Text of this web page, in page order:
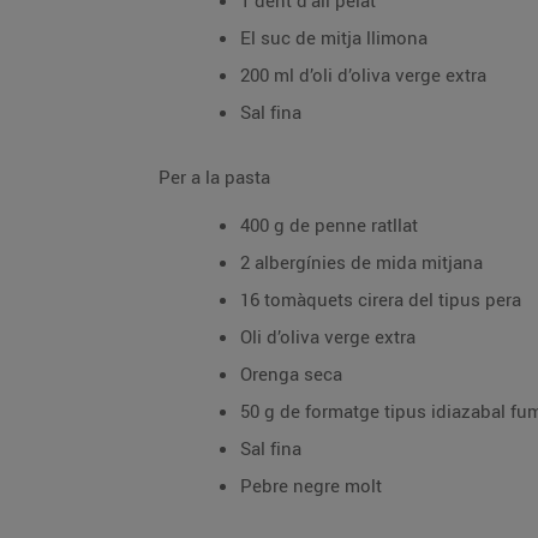
El suc de mitja llimona
200 ml d’oli d’oliva verge extra
Sal fina
Per a la pasta
400 g de penne ratllat
2 albergínies de mida mitjana
16 tomàquets cirera del tipus pera
Oli d’oliva verge extra
Orenga seca
50 g de formatge tipus idiazabal
Sal fina
Pebre negre molt